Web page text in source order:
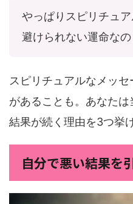
やっぱりスピリチュ
避けられない運命なの
スピリチュアルなメッ
があることも。あなた
結果が続く理由を3つ挙
自分で悪い結果を